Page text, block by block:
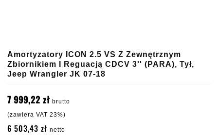
Amortyzatory ICON 2.5 VS Z Zewnętrznym
Zbiornikiem I Reguacją CDCV 3'' (PARA), Tył,
Jeep Wrangler JK 07-18
7 999,22 zł brutto
(zawiera VAT 23%)
6 503,43 zł netto